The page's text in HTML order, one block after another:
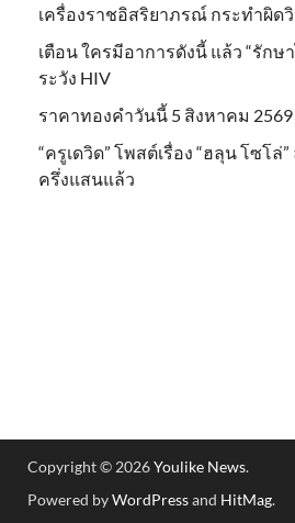
เครื่องราชอิสริยาภรณ์ กระทำผิด
เตือน ใครมีอาการดังนี้ แล้ว “รักษ
ระวัง HIV
ราคาทองคำวันนี้ 5 สิงหาคม
“ครูเดวิด” โพสต์เรื่อง “ฮลุน โซโ
ครึ่งแสนแล้ว
Copyright © 2026Youlike News.
Powered byWordPressand HitMag.